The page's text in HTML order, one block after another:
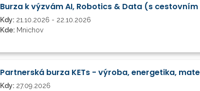
Burza k výzvám AI, Robotics & Data (s
Kdy: 21.10.2026 - 22.10.2026
Kde: Mnichov
Kdy: 27.09.2026